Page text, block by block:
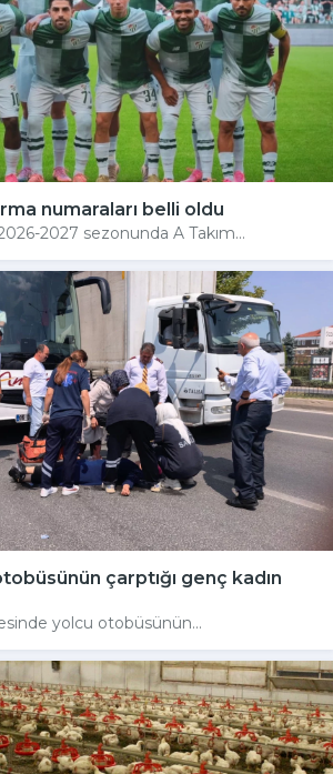
numaraları belli oldu
2027 sezonunda A Takım...
çarptığı genç kadın
yolcu otobüsünün...